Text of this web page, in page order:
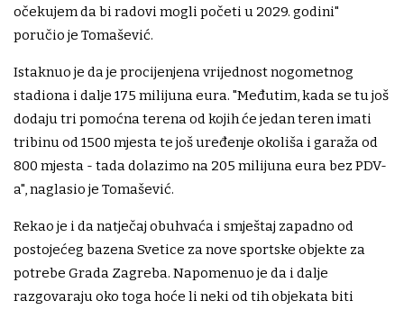
očekujem da bi radovi mogli početi u 2029. godini"
poručio je Tomašević.
Istaknuo je da je procijenjena vrijednost nogometnog
stadiona i dalje 175 milijuna eura. "Međutim, kada se tu još
dodaju tri pomoćna terena od kojih će jedan teren imati
tribinu od 1500 mjesta te još uređenje okoliša i garaža od
800 mjesta - tada dolazimo na 205 milijuna eura bez PDV-
a", naglasio je Tomašević.
Rekao je i da natječaj obuhvaća i smještaj zapadno od
postojećeg bazena Svetice za nove sportske objekte za
potrebe Grada Zagreba. Napomenuo je da i dalje
razgovaraju oko toga hoće li neki od tih objekata biti